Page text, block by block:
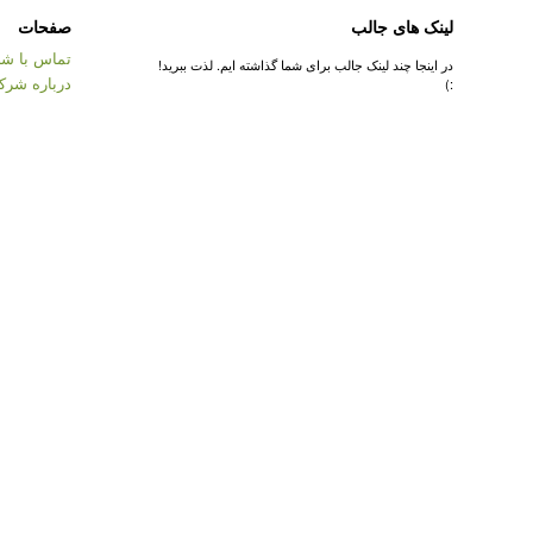
لینک های جالب
در اینجا چند لینک جالب برای شما گذاشته ایم. لذت ببرید!
:)
صفحات
تماس با
درباره